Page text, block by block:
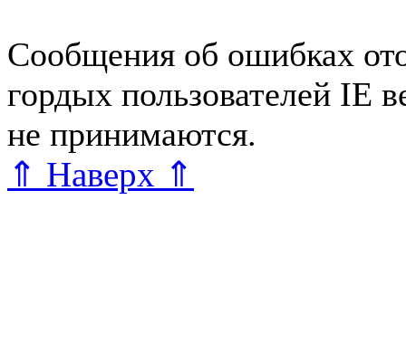
Сообщения об ошибках
гордых пользователей IE
не принимаются.
⇑ Наверх ⇑